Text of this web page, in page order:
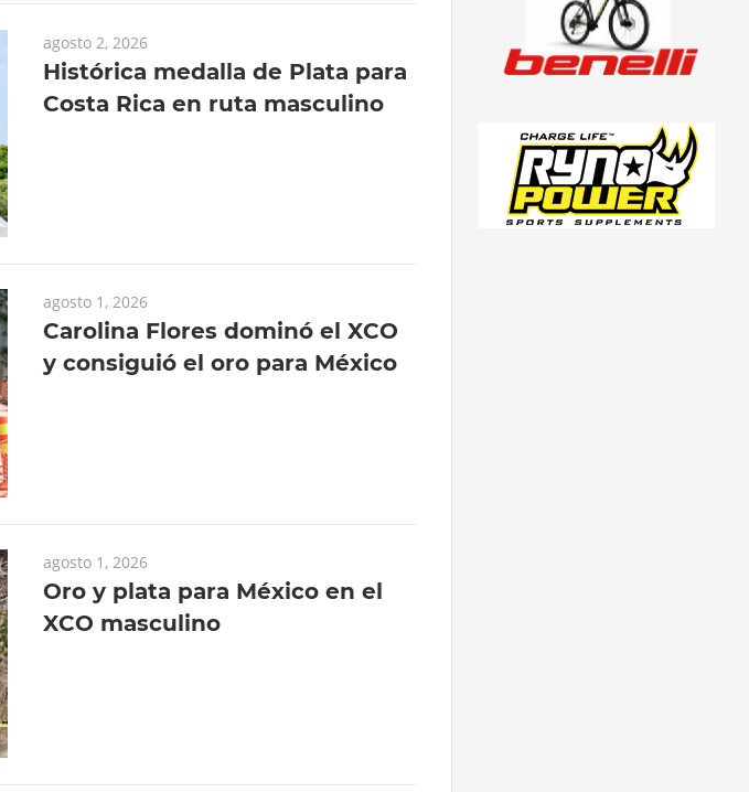
agosto 2, 2026
Histórica medalla de Plata para
Costa Rica en ruta masculino
agosto 1, 2026
Carolina Flores dominó el XCO
y consiguió el oro para México
agosto 1, 2026
Oro y plata para México en el
XCO masculino